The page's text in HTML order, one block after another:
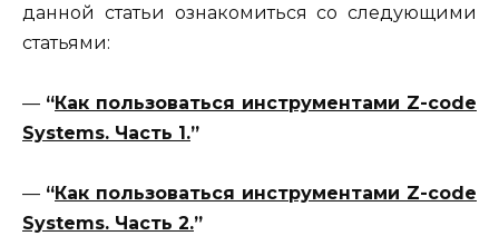
данной статьи ознакомиться со следующими
статьями:
— “Как пользоваться инструментами Z-code
Systems. Часть 1.”
— “Как пользоваться инструментами Z-code
Systems. Часть 2.”